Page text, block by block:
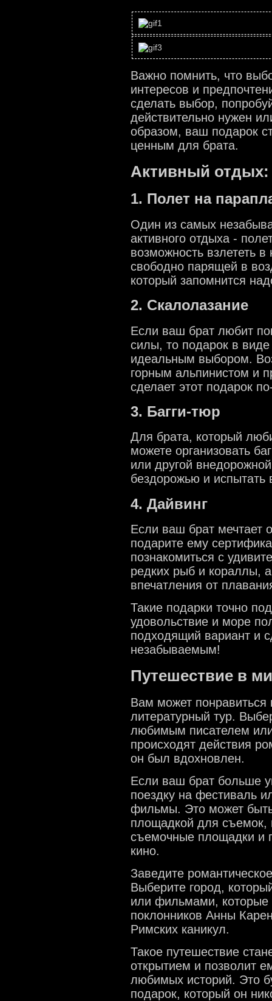
Важно помнить, что
интересов и
сделать выбор,
действительно нужен
образом, ваш подарок
ценным для брата.
Активный отдых:
1. Полет на
Один из самых
активного отдыха -
возможность взлететь
свободно парящей в
который запомнится
2. Скалолазание
Если ваш брат любит
силы, то подарок в виде
идеальным выбором.
горным альпинистом и
сделает этот подарок
3. Багги-тюр
Для брата, который
можете организовать
или другой
бездорожью и испытать
4. Дайвинг
Если ваш брат мечтает
подарите ему
познакомиться с
редких рыб и кораллы,
впечатления от
Такие подарки точно
удовольствие и море
подходящий вариант и
незабываемым!
Путешествие в
Вам может понравиться
литературный тур.
любимым писателем или
происходят действия
он был вдохновлен.
Если ваш брат больше
поездку на фестиваль
фильмы. Это может
площадкой для съемок,
съемочные площадки и
кино.
Заведите
Выберите город,
или фильмами,
поклонников Анны
Римских каникул.
Такое путешествие
открытием и позволит
любимых историй. Это
подарок, который он